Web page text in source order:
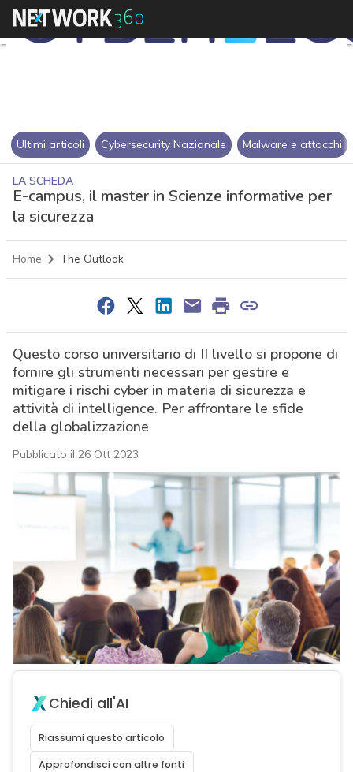
Ultimi articoli Cybersecurity Nazionale Malware e attacchi
LA SCHEDA
E-campus, il master in Scienze informative per
la sicurezza
Home The Outlook
Questo corso universitario di II livello si propone di
fornire gli strumenti necessari per gestire e
mitigare i rischi cyber in materia di sicurezza e
attività di intelligence. Per affrontare le sfide
della globalizzazione
Pubblicato il 26 Ott 2023
Chiedi all'AI
Riassumi questo articolo
Approfondisci con altre fonti